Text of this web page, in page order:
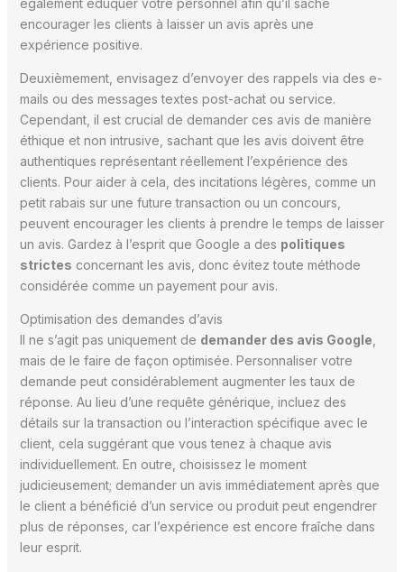
également éduquer votre personnel afin qu’il sache
encourager les clients à laisser un avis après une
expérience positive.
Deuxièmement, envisagez d’envoyer des rappels via des e-
mails ou des messages textes post-achat ou service.
Cependant, il est crucial de demander ces avis de manière
éthique et non intrusive, sachant que les avis doivent être
authentiques représentant réellement l’expérience des
clients. Pour aider à cela, des incitations légères, comme un
petit rabais sur une future transaction ou un concours,
peuvent encourager les clients à prendre le temps de laisser
un avis. Gardez à l’esprit que Google a des politiques
strictes concernant les avis, donc évitez toute méthode
considérée comme un payement pour avis.
Optimisation des demandes d’avis
Il ne s’agit pas uniquement de demander des avis Google
mais de le faire de façon optimisée. Personnaliser votre
demande peut considérablement augmenter les taux de
réponse. Au lieu d’une requête générique, incluez des
détails sur la transaction ou l’interaction spécifique avec le
client, cela suggérant que vous tenez à chaque avis
individuellement. En outre, choisissez le moment
judicieusement; demander un avis immédiatement après que
le client a bénéficié d’un service ou produit peut engendrer
plus de réponses, car l’expérience est encore fraîche dans
leur esprit.